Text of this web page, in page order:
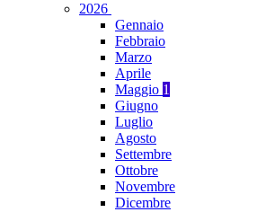
2026
Gennaio
Febbraio
Marzo
Aprile
Maggio 1
Giugno
Luglio
Agosto
Settembre
Ottobre
Novembre
Dicembre